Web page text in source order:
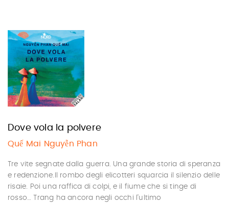
Dove vola la polvere
Quế Mai Nguyễn Phan
Tre vite segnate dalla guerra. Una grande storia di speranza
e redenzione.Il rombo degli elicotteri squarcia il silenzio delle
risaie. Poi una raffica di colpi, e il fiume che si tinge di
rosso… Trang ha ancora negli occhi l’ultimo